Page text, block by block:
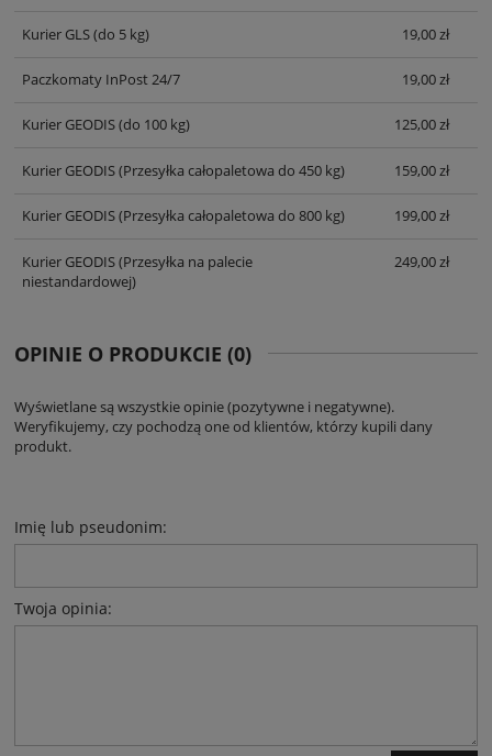
Kurier GLS(do 5 kg) 19,00 zł
Paczkomaty InPost 24/7 19,00 zł
Kurier GEODIS(do 100 kg) 125,00 zł
Kurier GEODIS(Przesyłka całopaletowa do 450 kg) 159,00 zł
Kurier GEODIS(Przesyłka całopaletowa do 800 kg) 199,00 zł
Kurier GEODIS(Przesyłka na palecie
niestandardowej)
249,00 zł
OPINIE O PRODUKCIE (0)
Wyświetlane są wszystkie opinie (pozytywne i negatywne).
Weryfikujemy, czy pochodzą one od klientów, którzy kupili dany
produkt.
Imię lub pseudonim:
Twoja opinia: